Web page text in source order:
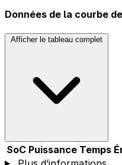
Données de la courbe
Afficher le tableau complet
SoC Puissance Temps